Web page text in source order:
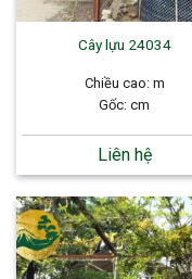
Cây lựu 24034
Chiều cao: m
Gốc: cm
Liên hệ